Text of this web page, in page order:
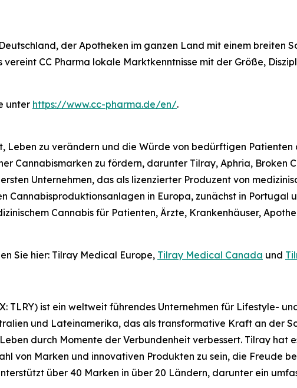
der Apotheken im ganzen Land mit einem breiten
CC Pharma lokale Marktkenntnisse mit der Größe,
unter https://www.cc-pharma.de/en/.
Leben zu verändern und die Würde von bedürftigen Patienten
Cannabismarken zu fördern, darunter Tilray, Aphria, Broken
Unternehmen, das als lizenzierter Produzent von
Cannabisproduktionsanlagen in Europa, zunächst in Portugal
Cannabis für Patienten, Ärzte, Krankenhäuser,
Sie hier: Tilray Medical Europe, Tilray Medical Canada und
TLRY) ist ein weltweit führendes Unternehmen für Lifestyle-
und Lateinamerika, das als transformative Kraft an der
durch Momente der Verbundenheit verbessert. Tilray hat
von Marken und innovativen Produkten zu sein, die Freude
über 40 Marken in über 20 Ländern, darunter ein